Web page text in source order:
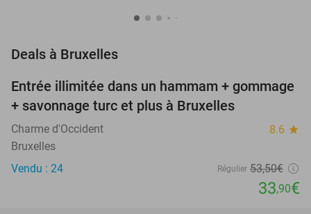
Deals à Bruxelles
37%
TODAY
Entrée illimitée dans un hammam + gommage
+ savonnage turc et plus à Bruxelles
Charme d'Occident 8.6 star
Bruxelles
Vendu : 24
Régulier 53,50€
33,90€